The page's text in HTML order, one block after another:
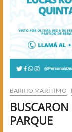
BARRIO MARÍTIMO
PARQUE